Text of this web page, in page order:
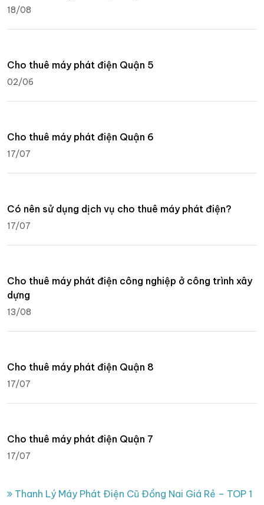
18/08
Cho thuê máy phát điện Quận 5
02/06
Cho thuê máy phát điện Quận 6
17/07
Có nên sử dụng dịch vụ cho thuê máy phát điện?
17/07
Cho thuê máy phát điện công nghiệp ở công trình xây
dựng
13/08
Cho thuê máy phát điện Quận 8
17/07
Cho thuê máy phát điện Quận 7
17/07
Thanh Lý Máy Phát Điện Cũ Đồng Nai Giá Rẻ – TOP 1